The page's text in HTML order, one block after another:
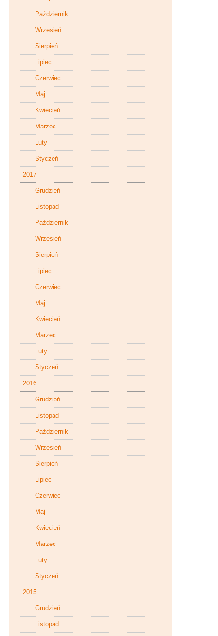
Październik
Wrzesień
Sierpień
Lipiec
Czerwiec
Maj
Kwiecień
Marzec
Luty
Styczeń
2017
Grudzień
Listopad
Październik
Wrzesień
Sierpień
Lipiec
Czerwiec
Maj
Kwiecień
Marzec
Luty
Styczeń
2016
Grudzień
Listopad
Październik
Wrzesień
Sierpień
Lipiec
Czerwiec
Maj
Kwiecień
Marzec
Luty
Styczeń
2015
Grudzień
Listopad